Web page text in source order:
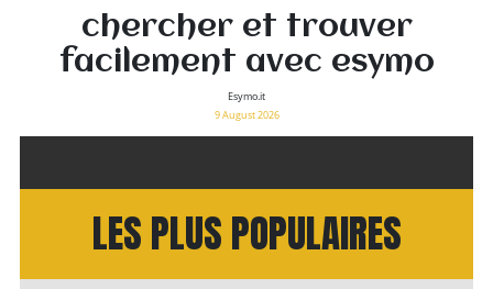
chercher et trouver
facilement avec esymo
Esymo.it
9 August 2026
LES PLUS POPULAIRES